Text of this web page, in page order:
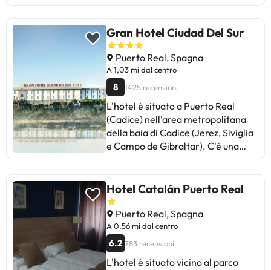
Gran Hotel Ciudad Del Sur
Puerto Real, Spagna
A 1,03 mi dal centro
8 1425 recensioni
L'hotel è situato a Puerto Real
(Cadice) nell'area metropolitana
della baia di Cadice (Jerez, Siviglia
e Campo de Gibraltar). C'è una
Frontera, dista circa 25 km.
L'aeroporto di Siviglia si trova a
circa 118 km di distanza. Questo
piacevole hotel congressuale
climatizzato è stato costruito nel
2006 e dispone di 77 camere. La
struttura accoglie gli ospiti in una
Hotel Catalán Puerto Real
Puerto Real, Spagna
A 0,56 mi dal centro
6.2 783 recensioni
L'hotel è situato vicino al parco